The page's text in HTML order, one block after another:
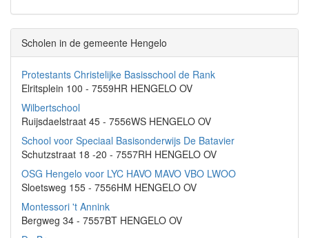
Scholen in de gemeente Hengelo
Protestants Christelijke Basisschool de Rank
Elritsplein 100 - 7559HR HENGELO OV
Wilbertschool
Ruijsdaelstraat 45 - 7556WS HENGELO OV
School voor Speciaal Basisonderwijs De Batavier
Schutzstraat 18 -20 - 7557RH HENGELO OV
OSG Hengelo voor LYC HAVO MAVO VBO LWOO
Sloetsweg 155 - 7556HM HENGELO OV
Montessori 't Annink
Bergweg 34 - 7557BT HENGELO OV